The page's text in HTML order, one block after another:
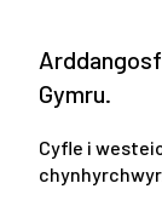
Gymru.
Cyfle i